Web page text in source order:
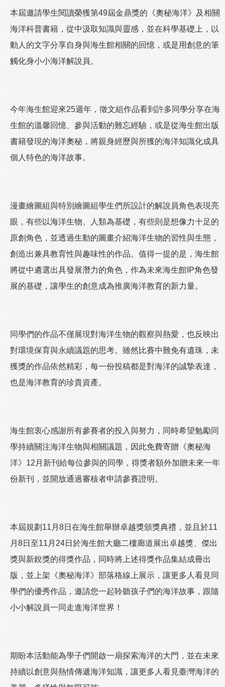
本屆邀請學生閱讀榮獲第49屆金鼎獎的《奧秘海洋》及相關
海洋科普書籍，從中汲取知識與靈感，並在科學基礎上，以
動人的文字分享自身與海生館相關的回憶，或是用創意的筆
觸化身小小海洋解說員。
今年海生館迎來25週年，徵文組作品看到許多同學分享在海
生館的溫馨回憶、參與活動的難忘經驗，或是從海生館出版
書籍發現的海洋奧秘，將親身經歷與所獲的海洋知識化成具
個人特色的海洋故事。
漫畫繪圖組與特別繪圖組學生們所設計的解說員角色表現亮
眼，有些以海洋生物、人類為基礎，有些則是想像力十足的
原創角色，並透過生動的圖畫介紹海洋生物的習性與生態，
創造出兼具教育性與趣味性的作品。值得一提的是，海生館
將從中遴選出具發展潛力的角色，作為未來海生館IP角色發
展的基礎，讓學生的創意成為推廣海洋教育的新力量。
同學們的作品不僅展現對海洋生物的觀察與熱愛，也反映出
對環境保育與永續議題的思考。雖然比賽中難免有遺珠，未
獲獎的作品依然精彩，每一份投稿都是對海洋的誠摯表達，
也是海洋教育的珍貴資產。
海生館衷心感謝所有參賽者的投入與努力，同時希望勉勵同
學持續關注海洋生物與相關議題，因此免費寄贈《奧秘海
洋》12月新刊給每位參與的同學，得獎者額外加贈未來一年
份新刊，並開放通過審核者申請參賽證明。
本屆規劃11月8日在海生館舉辦卓越獎頒獎典禮，並且於11
月8日至11月24日於海生館大廳二樓廊道展出卓越獎、傑出
獎與新銳獎的得獎作品，同時將上述得獎作品集結成冊出
版，並上架《奧秘海洋》部落格線上展示，讓更多人看見同
學們的優秀作品，邀請您一起聆聽孩子們的海洋故事，跟隨
小小解說員一同走進海洋世界！
期盼本活動能為學子們開啟一扇探索海洋的大門，並在未來
持續以創意與熱情傳遞海洋知識，讓更多人看見臺灣海洋的